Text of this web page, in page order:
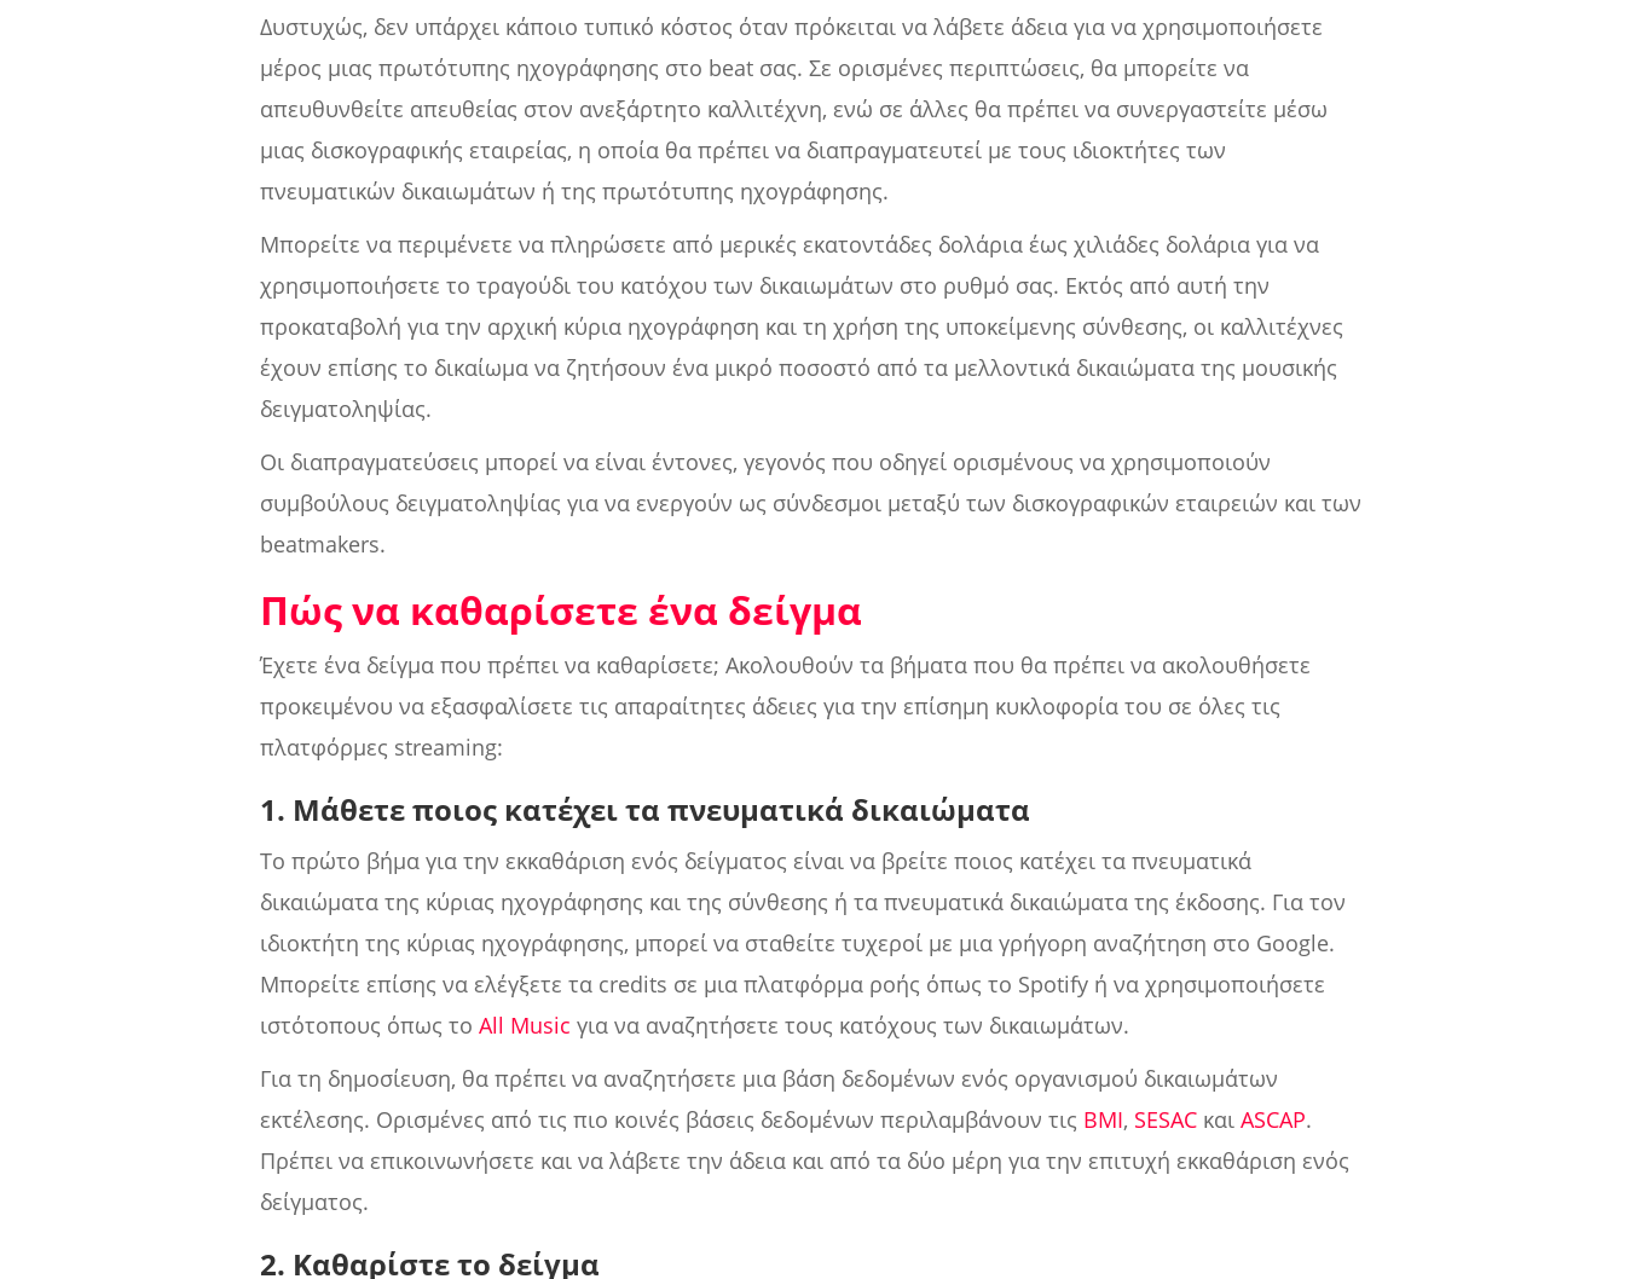
Δυστυχώς, δεν υπάρχει κάποιο τυπικό κόστος όταν πρόκειται να λάβετε άδεια για να χρησιμοποιήσετε
μέρος μιας πρωτότυπης ηχογράφησης στο beat σας. Σε ορισμένες περιπτώσεις, θα μπορείτε να
απευθυνθείτε απευθείας στον ανεξάρτητο καλλιτέχνη, ενώ σε άλλες θα πρέπει να συνεργαστείτε μέσω
μιας δισκογραφικής εταιρείας, η οποία θα πρέπει να διαπραγματευτεί με τους ιδιοκτήτες των
πνευματικών δικαιωμάτων ή της πρωτότυπης ηχογράφησης.
Μπορείτε να περιμένετε να πληρώσετε από μερικές εκατοντάδες δολάρια έως χιλιάδες δολάρια για να
χρησιμοποιήσετε το τραγούδι του κατόχου των δικαιωμάτων στο ρυθμό σας. Εκτός από αυτή την
προκαταβολή για την αρχική κύρια ηχογράφηση και τη χρήση της υποκείμενης σύνθεσης, οι καλλιτέχνες
έχουν επίσης το δικαίωμα να ζητήσουν ένα μικρό ποσοστό από τα μελλοντικά δικαιώματα της μουσικής
δειγματοληψίας.
Οι διαπραγματεύσεις μπορεί να είναι έντονες, γεγονός που οδηγεί ορισμένους να χρησιμοποιούν
συμβούλους δειγματοληψίας για να ενεργούν ως σύνδεσμοι μεταξύ των δισκογραφικών εταιρειών και των
beatmakers.
Πώς να καθαρίσετε ένα δείγμα
Έχετε ένα δείγμα που πρέπει να καθαρίσετε; Ακολουθούν τα βήματα που θα πρέπει να ακολουθήσετε
προκειμένου να εξασφαλίσετε τις απαραίτητες άδειες για την επίσημη κυκλοφορία του σε όλες τις
πλατφόρμες streaming:
1. Μάθετε ποιος κατέχει τα πνευματικά δικαιώματα
Το πρώτο βήμα για την εκκαθάριση ενός δείγματος είναι να βρείτε ποιος κατέχει τα πνευματικά
δικαιώματα της κύριας ηχογράφησης και της σύνθεσης ή τα πνευματικά δικαιώματα της έκδοσης. Για τον
ιδιοκτήτη της κύριας ηχογράφησης, μπορεί να σταθείτε τυχεροί με μια γρήγορη αναζήτηση στο Google.
Μπορείτε επίσης να ελέγξετε τα credits σε μια πλατφόρμα ροής όπως το Spotify ή να χρησιμοποιήσετε
ιστότοπους όπως τοAll Music για να αναζητήσετε τους κατόχους των δικαιωμάτων.
Για τη δημοσίευση, θα πρέπει να αναζητήσετε μια βάση δεδομένων ενός οργανισμού δικαιωμάτων
εκτέλεσης. Ορισμένες από τις πιο κοινές βάσεις δεδομένων περιλαμβάνουν τις BMI, SESAC καιASCAP.
Πρέπει να επικοινωνήσετε και να λάβετε την άδεια και από τα δύο μέρη για την επιτυχή εκκαθάριση ενός
δείγματος.
2. Καθαρίστε το δείγμα